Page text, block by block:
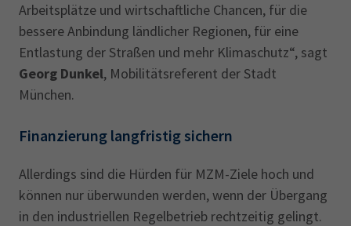
Arbeitsplätze und wirtschaftliche Chancen, für die
bessere Anbindung ländlicher Regionen, für eine
Entlastung der Straßen und mehr Klimaschutz“, sagt
Georg Dunkel, Mobilitätsreferent der Stadt
München.
Finanzierung langfristig sichern
Allerdings sind die Hürden für MZM-Ziele hoch und
können nur überwunden werden, wenn der Übergang
in den industriellen Regelbetrieb rechtzeitig gelingt.